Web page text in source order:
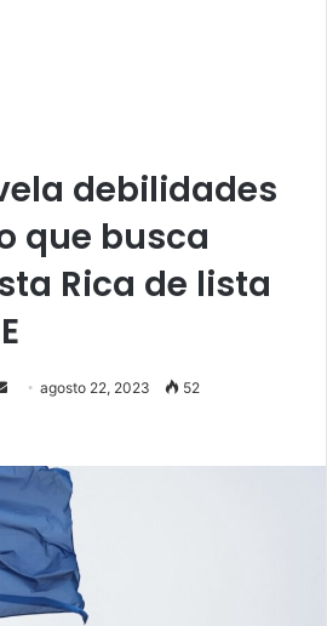
debilidades
que busca
Rica de lista
Sendagosto 22, 2023 52